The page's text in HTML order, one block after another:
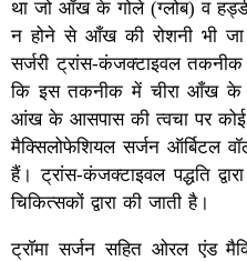
था जो आँख के गोले (ग्लोब) व
न होने से आँख की रोशनी भी जा
सर्जरी ट्रांस-कंजक्टाइवल
कि इस तकनीक में चीरा आँख के
आंख के आसपास की त्वचा पर कोई
मैक्सिलोफेशियल सर्जन ऑर्बिटल
हैं। ट्रांस-कंजक्टाइवल पद्धति
चिकित्सकों द्वारा की जाती है।
ट्राॅमा सर्जन सहित ओरल एंड